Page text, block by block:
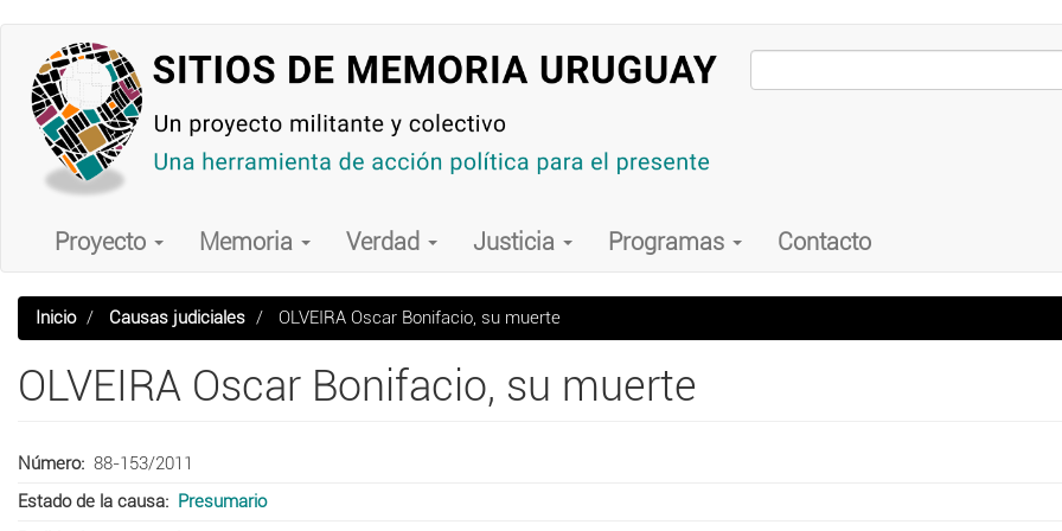
contenido
principal
Main
navigation
Proyecto Memoria Verdad Justicia Programas Contacto
Inicio Causas judiciales OLVEIRA Oscar Bonifacio, su muerte
OLVEIRA Oscar Bonifacio, su muerte
Número
88-153/2011
Estado de la causa
Presumario